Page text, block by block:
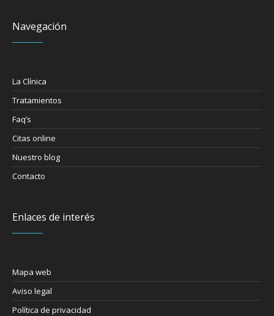
Navegación
La Clínica
Tratamientos
Faq’s
Citas online
Nuestro blog
Contacto
Enlaces de interés
Mapa web
Aviso legal
Política de privacidad